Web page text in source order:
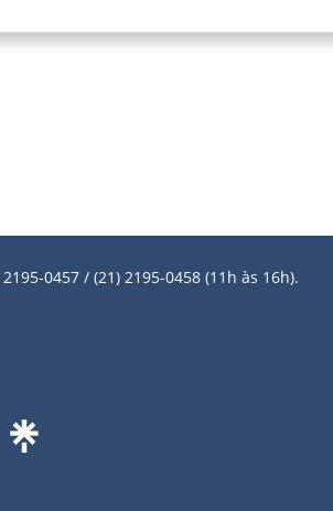
0457 / (21) 2195-0458 (11h às 16h).